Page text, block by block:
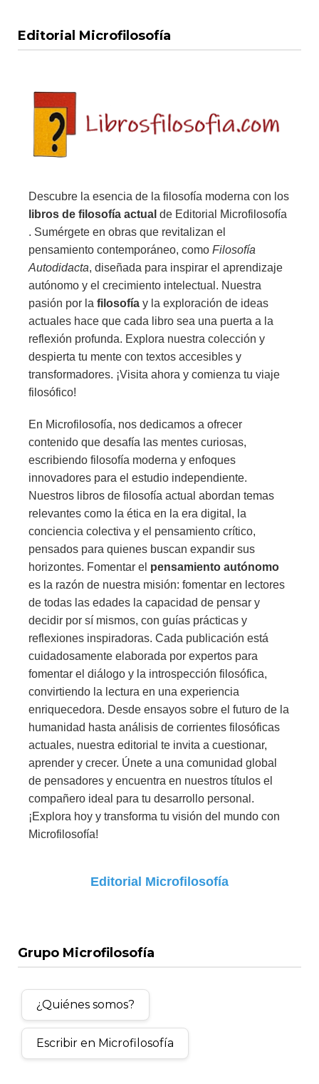
Editorial Microfilosofía
Descubre la esencia de la filosofía moderna con los
libros de filosofía actual de Editorial Microfilosofía
. Sumérgete en obras que revitalizan el
pensamiento contemporáneo, como Filosofía
Autodidacta, diseñada para inspirar el aprendizaje
autónomo y el crecimiento intelectual. Nuestra
pasión por la filosofía y la exploración de ideas
actuales hace que cada libro sea una puerta a la
reflexión profunda. Explora nuestra colección y
despierta tu mente con textos accesibles y
transformadores. ¡Visita ahora y comienza tu viaje
filosófico!
En Microfilosofía, nos dedicamos a ofrecer
contenido que desafía las mentes curiosas,
escribiendo filosofía moderna y enfoques
innovadores para el estudio independiente.
Nuestros libros de filosofía actual abordan temas
relevantes como la ética en la era digital, la
conciencia colectiva y el pensamiento crítico,
pensados para quienes buscan expandir sus
horizontes. Fomentar el pensamiento autónomo
es la razón de nuestra misión: fomentar en lectores
de todas las edades la capacidad de pensar y
decidir por sí mismos, con guías prácticas y
reflexiones inspiradoras. Cada publicación está
cuidadosamente elaborada por expertos para
fomentar el diálogo y la introspección filosófica,
convirtiendo la lectura en una experiencia
enriquecedora. Desde ensayos sobre el futuro de la
humanidad hasta análisis de corrientes filosóficas
actuales, nuestra editorial te invita a cuestionar,
aprender y crecer. Únete a una comunidad global
de pensadores y encuentra en nuestros títulos el
compañero ideal para tu desarrollo personal.
¡Explora hoy y transforma tu visión del mundo con
Microfilosofía!
Editorial Microfilosofía
Grupo Microfilosofía
¿Quiénes somos?
Escribir en Microfilosofía